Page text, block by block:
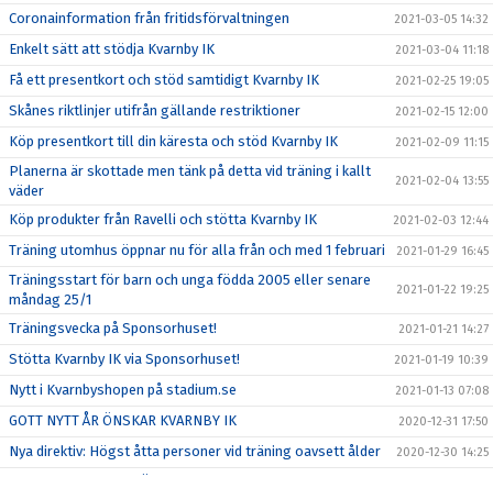
Coronainformation från fritidsförvaltningen 2021-03-05 14:32
Enkelt sätt att stödja Kvarnby IK 2021-03-04 11:18
Få ett presentkort och stöd samtidigt Kvarnby IK 2021-02-25 19:05
Skånes riktlinjer utifrån gällande restriktioner 2021-02-15 12:00
Köp presentkort till din käresta och stöd Kvarnby IK 2021-02-09 11:15
Planerna är skottade men tänk på detta vid träning i kallt
väder
2021-02-04 13:55
Köp produkter från Ravelli och stötta Kvarnby IK 2021-02-03 12:44
Träning utomhus öppnar nu för alla från och med 1 februari 2021-01-29 16:45
Träningsstart för barn och unga födda 2005 eller senare
måndag 25/1
2021-01-22 19:25
Träningsvecka på Sponsorhuset! 2021-01-21 14:27
Stötta Kvarnby IK via Sponsorhuset! 2021-01-19 10:39
Nytt i Kvarnbyshopen på stadium.se 2021-01-13 07:08
GOTT NYTT ÅR ÖNSKAR KVARNBY IK 2020-12-31 17:50
Nya direktiv: Högst åtta personer vid träning oavsett ålder 2020-12-30 14:25